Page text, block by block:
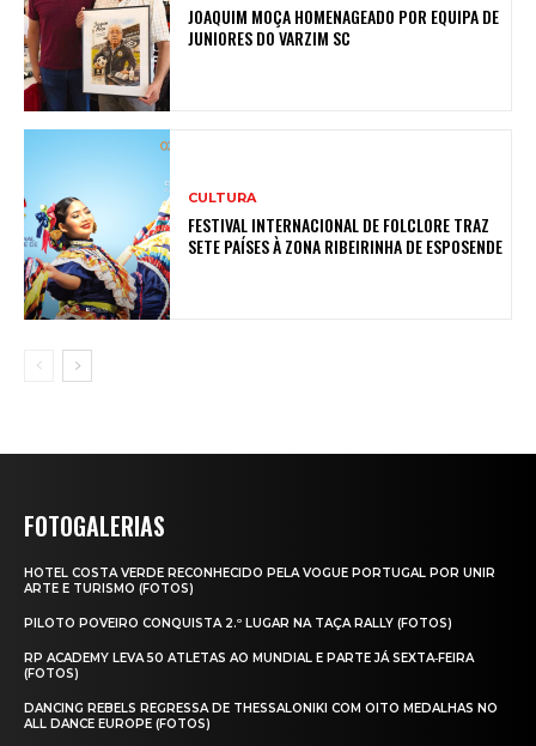
JOAQUIM MOÇA HOMENAGEADO POR EQUIPA DE
JUNIORES DO VARZIM SC
CULTURA
FESTIVAL INTERNACIONAL DE FOLCLORE TRAZ
SETE PAÍSES À ZONA RIBEIRINHA DE ESPOSENDE
FOTOGALERIAS
HOTEL COSTA VERDE RECONHECIDO PELA VOGUE PORTUGAL POR UNIR
ARTE E TURISMO (FOTOS)
PILOTO POVEIRO CONQUISTA 2.º LUGAR NA TAÇA RALLY (FOTOS)
RP ACADEMY LEVA 50 ATLETAS AO MUNDIAL E PARTE JÁ SEXTA‑FEIRA
(FOTOS)
DANCING REBELS REGRESSA DE THESSALONIKI COM OITO MEDALHAS NO
ALL DANCE EUROPE (FOTOS)